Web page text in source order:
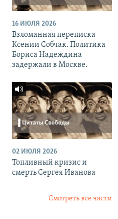
16 ИЮЛЯ 2026
Взломанная переписка
Ксении Собчак. Политика
Бориса Надеждина
задержали в Москве.
02 ИЮЛЯ 2026
Топливный кризис и
смерть Сергея Иванова
Смотреть все части